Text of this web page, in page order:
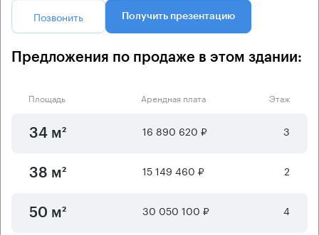
Позвонить Получить презентацию
Предложения по продаже в этом здании:
Площадь Арендная плата Этаж
34 м² 16 890 620 ₽ 3
38 м² 15 149 460 ₽ 2
50 м² 30 050 100 ₽ 4